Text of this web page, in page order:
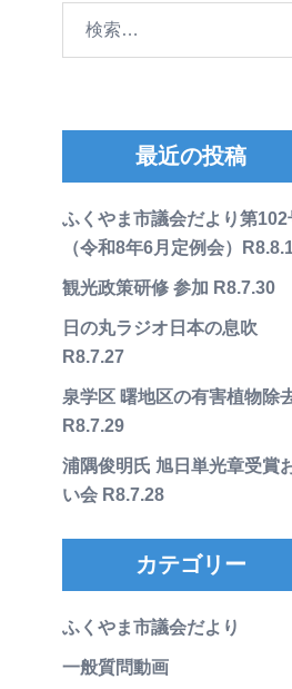
最近の投稿
ふくやま市議会だより第102
（令和8年6月定例会）
観光政策研修 参加 R8.7.30
日の丸ラジオ日本の息吹
R8.7.27
泉学区 曙地区の有害植物除
R8.7.29
浦隅俊明氏 旭日単光章受賞
い会 R8.7.28
カテゴリー
ふくやま市議会だより
一般質問動画